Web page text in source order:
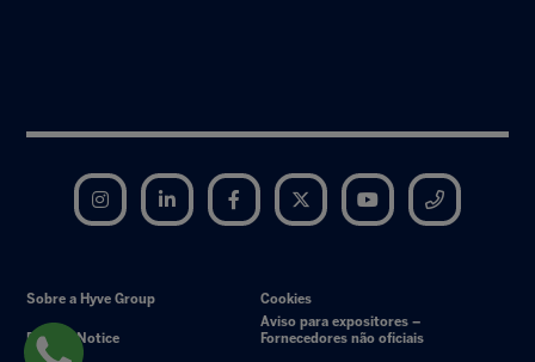
Instagram LinkedIn Facebook Twitter YouTube
Sobre a Hyve Group Cookies
Privacy Notice
Aviso para expositores –
Fornecedores não oficiais